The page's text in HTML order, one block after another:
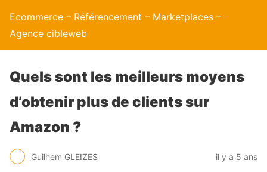
Ecommerce – Référencement – Marketplaces –
Agence cibleweb
Quels sont les meilleurs moyens
d’obtenir plus de clients sur
Amazon ?
Guilhem GLEIZES il y a 5 ans